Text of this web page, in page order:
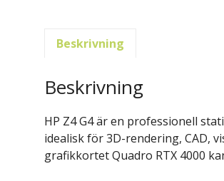
Beskrivning
Beskrivning
HP Z4 G4 är en professionell
idealisk för 3D-rendering, CAD,
grafikkortet Quadro RTX 4000